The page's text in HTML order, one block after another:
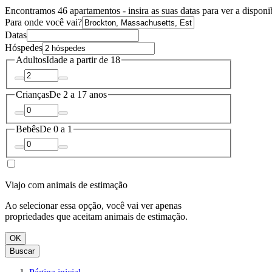
Encontramos 46 apartamentos - insira as suas datas para ver a
Para onde você vai?
Datas
Hóspedes
AdultosIdade a partir de 18
CriançasDe 2 a 17 anos
BebêsDe 0 a 1
Viajo com animais de estimação
Ao selecionar essa opção, você vai ver apenas
propriedades que aceitam animais de estimação.
OK
Buscar